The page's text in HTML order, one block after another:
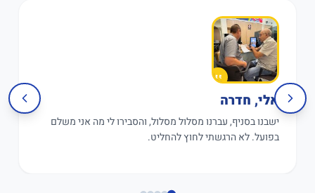
אלי, חדרה
ישבנו בסניף, עברנו מסלול מסלול, והסבירו לי מה אני משלם
בפועל. לא הרגשתי לחוץ להחליט.